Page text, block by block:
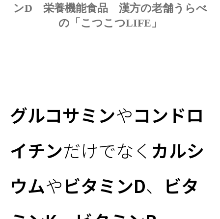
ンD 栄養機能食品 漢方の老舗うらべ
の「こつこつLIFE」
グルコサミンやコンドロ
イチンだけでなく カルシ
ウムやビタミンD、 ビタ